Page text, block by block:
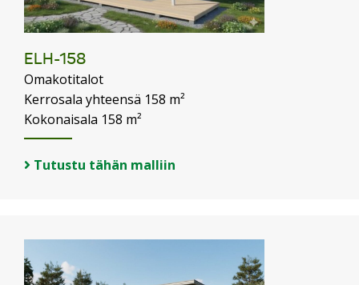
ELH-158
Omakotitalot
Kerrosala yhteensä 158 m²
Kokonaisala 158 m²
Tutustu tähän malliin